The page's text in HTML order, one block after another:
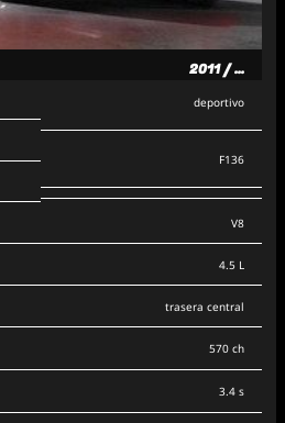
2011 / ...
deportivo
F136
V8
4.5 L
trasera central
570 ch
3.4 s